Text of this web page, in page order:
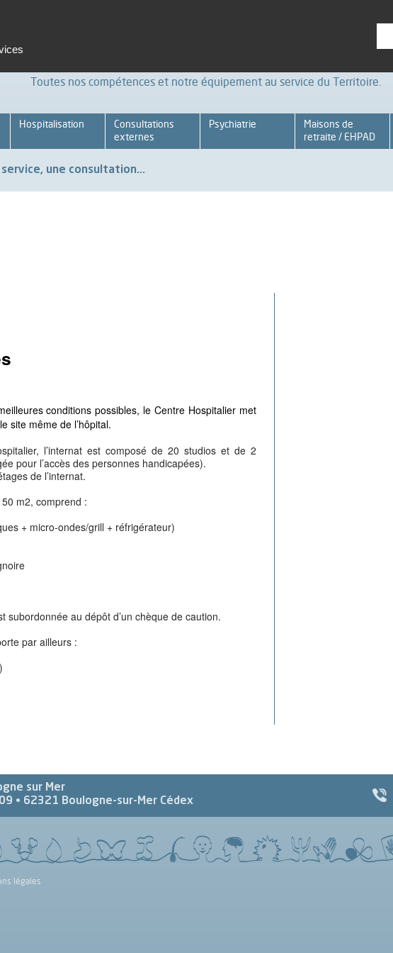
Toutes nos compétences et notre équipement au service du Territoire.
Hospitalisation
Consultations
externes
Psychiatrie
Maisons de
retraite / EHPAD
une consultation...
conditions possibles, le Centre Hospitalier met
site même de l’hôpital.
l’internat est composé de 20 studios et de 2
pour l’accès des personnes handicapées).
de l’internat.
m2, comprend :
+ micro-ondes/grill + réfrigérateur)
subordonnée au dépôt d’un chèque de caution.
par ailleurs :
sur Mer
• 62321 Boulogne-sur-Mer Cédex
légales